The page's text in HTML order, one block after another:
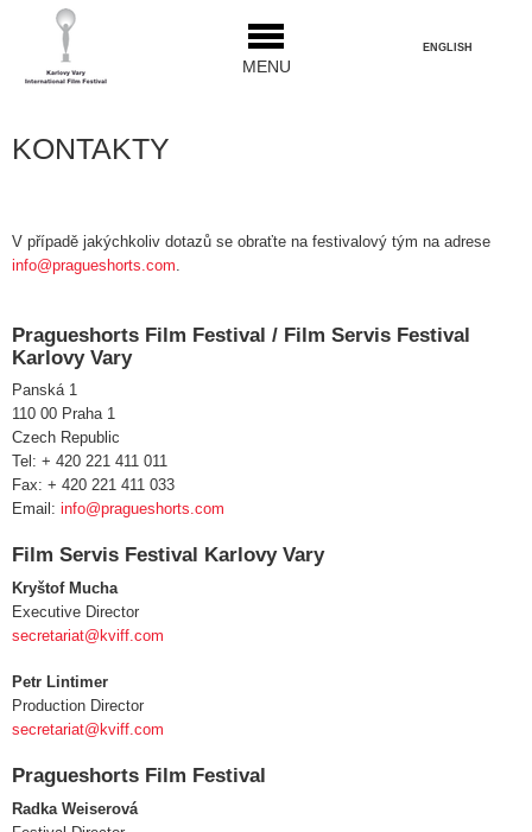
MENU
ENGLISH
KONTAKTY
V případě jakýchkoliv dotazů se obraťte na festivalový tým na adrese
info@pragueshorts.com
Pragueshorts Film Festival / Film Servis Festival
Karlovy Vary
Panská 1
110 00 Praha 1
Czech Republic
Tel: + 420 221 411 011
Fax: + 420 221 411 033
Email: info@pragueshorts.com
Film Servis Festival Karlovy Vary
Kryštof Mucha
Executive Director
secretariat@kviff.com
Petr Lintimer
Production Director
secretariat@kviff.com
Pragueshorts Film Festival
Radka Weiserová